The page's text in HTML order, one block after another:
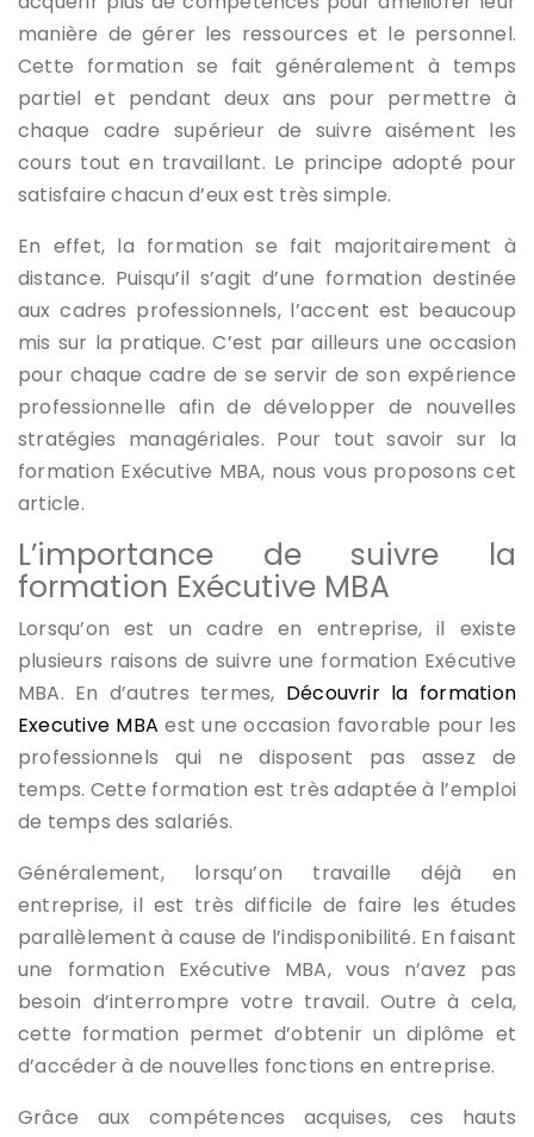
manière de gérer les ressources et le personnel.
Cette formation se fait généralement à temps
partiel et pendant deux ans pour permettre à
chaque cadre supérieur de suivre aisément les
cours tout en travaillant. Le principe adopté pour
satisfaire chacun d’eux est très simple.
En effet, la formation se fait majoritairement à
distance. Puisqu’il s’agit d’une formation destinée
aux cadres professionnels, l’accent est beaucoup
mis sur la pratique. C’est par ailleurs une occasion
pour chaque cadre de se servir de son expérience
professionnelle afin de développer de nouvelles
stratégies managériales. Pour tout savoir sur la
formation Exécutive MBA, nous vous proposons cet
article.
L’importance de suivre la
formation Exécutive MBA
Lorsqu’on est un cadre en entreprise, il existe
plusieurs raisons de suivre une formation Exécutive
MBA. En d’autres termes, Découvrir la formation
Executive MBA est une occasion favorable pour les
professionnels qui ne disposent pas assez de
temps. Cette formation est très adaptée à l’emploi
de temps des salariés.
Généralement, lorsqu’on travaille déjà en
entreprise, il est très difficile de faire les études
parallèlement à cause de l’indisponibilité. En faisant
une formation Exécutive MBA, vous n’avez pas
besoin d’interrompre votre travail. Outre à cela,
cette formation permet d’obtenir un diplôme et
d’accéder à de nouvelles fonctions en entreprise.
Grâce aux compétences acquises, ces hauts